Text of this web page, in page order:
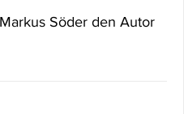
Söder den Autor